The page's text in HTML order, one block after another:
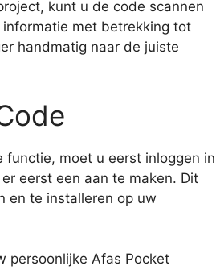
kunt u de code scannen
met betrekking tot
handmatig naar de juiste
functie, moet u eerst inloggen in
eerst een aan te maken. Dit
en te installeren op uw
persoonlijke Afas Pocket